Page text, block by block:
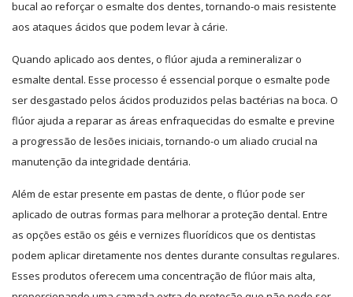
bucal ao reforçar o esmalte dos dentes, tornando-o mais resistente
aos ataques ácidos que podem levar à cárie.
Quando aplicado aos dentes, o flúor ajuda a remineralizar o
esmalte dental. Esse processo é essencial porque o esmalte pode
ser desgastado pelos ácidos produzidos pelas bactérias na boca. O
flúor ajuda a reparar as áreas enfraquecidas do esmalte e previne
a progressão de lesões iniciais, tornando-o um aliado crucial na
manutenção da integridade dentária.
Além de estar presente em pastas de dente, o flúor pode ser
aplicado de outras formas para melhorar a proteção dental. Entre
as opções estão os géis e vernizes fluorídicos que os dentistas
podem aplicar diretamente nos dentes durante consultas regulares.
Esses produtos oferecem uma concentração de flúor mais alta,